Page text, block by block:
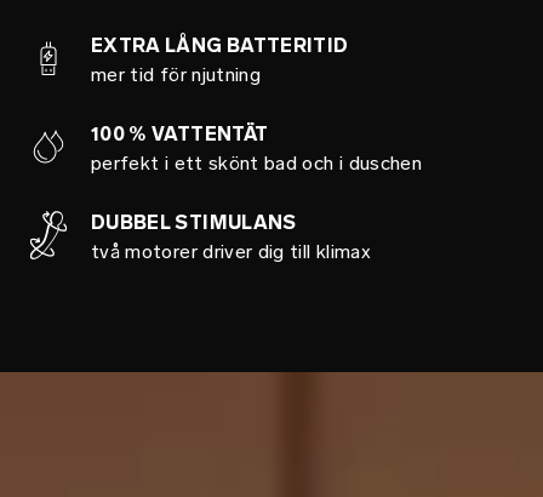
EXTRA LÅNG BATTERITID
mer tid för njutning
100 % VATTENTÄT
perfekt i ett skönt bad och i duschen
DUBBEL STIMULANS
två motorer driver dig till klimax